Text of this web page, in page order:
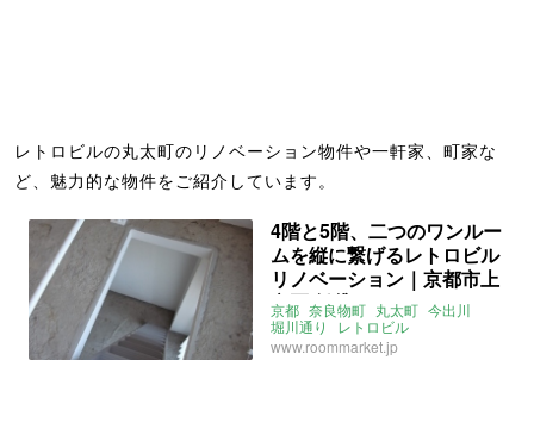
レトロビルの丸太町のリノベーション物件や一軒家、町家な
ど、魅力的な物件をご紹介しています。
4階と5階、二つのワンルー
ムを縦に繋げるレトロビル
リノベーション｜京都市上
京区 賃貸 34㎡
京都 奈良物町 丸太町 今出川
堀川通り
レトロビル
リノベーション 事務所
店舗付住宅 メゾネット
www.roommarket.jp